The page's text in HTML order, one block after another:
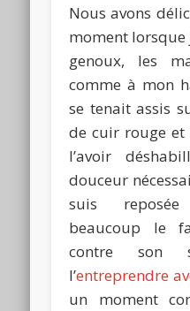
Nous avons
moment lorsque
genoux, les
comme à mon
se tenait assis
de cuir rouge et
l’avoir
douceur
suis
beaucoup le
contre son
l’entreprendre
un moment